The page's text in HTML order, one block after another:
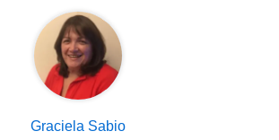
Graciela Sabio